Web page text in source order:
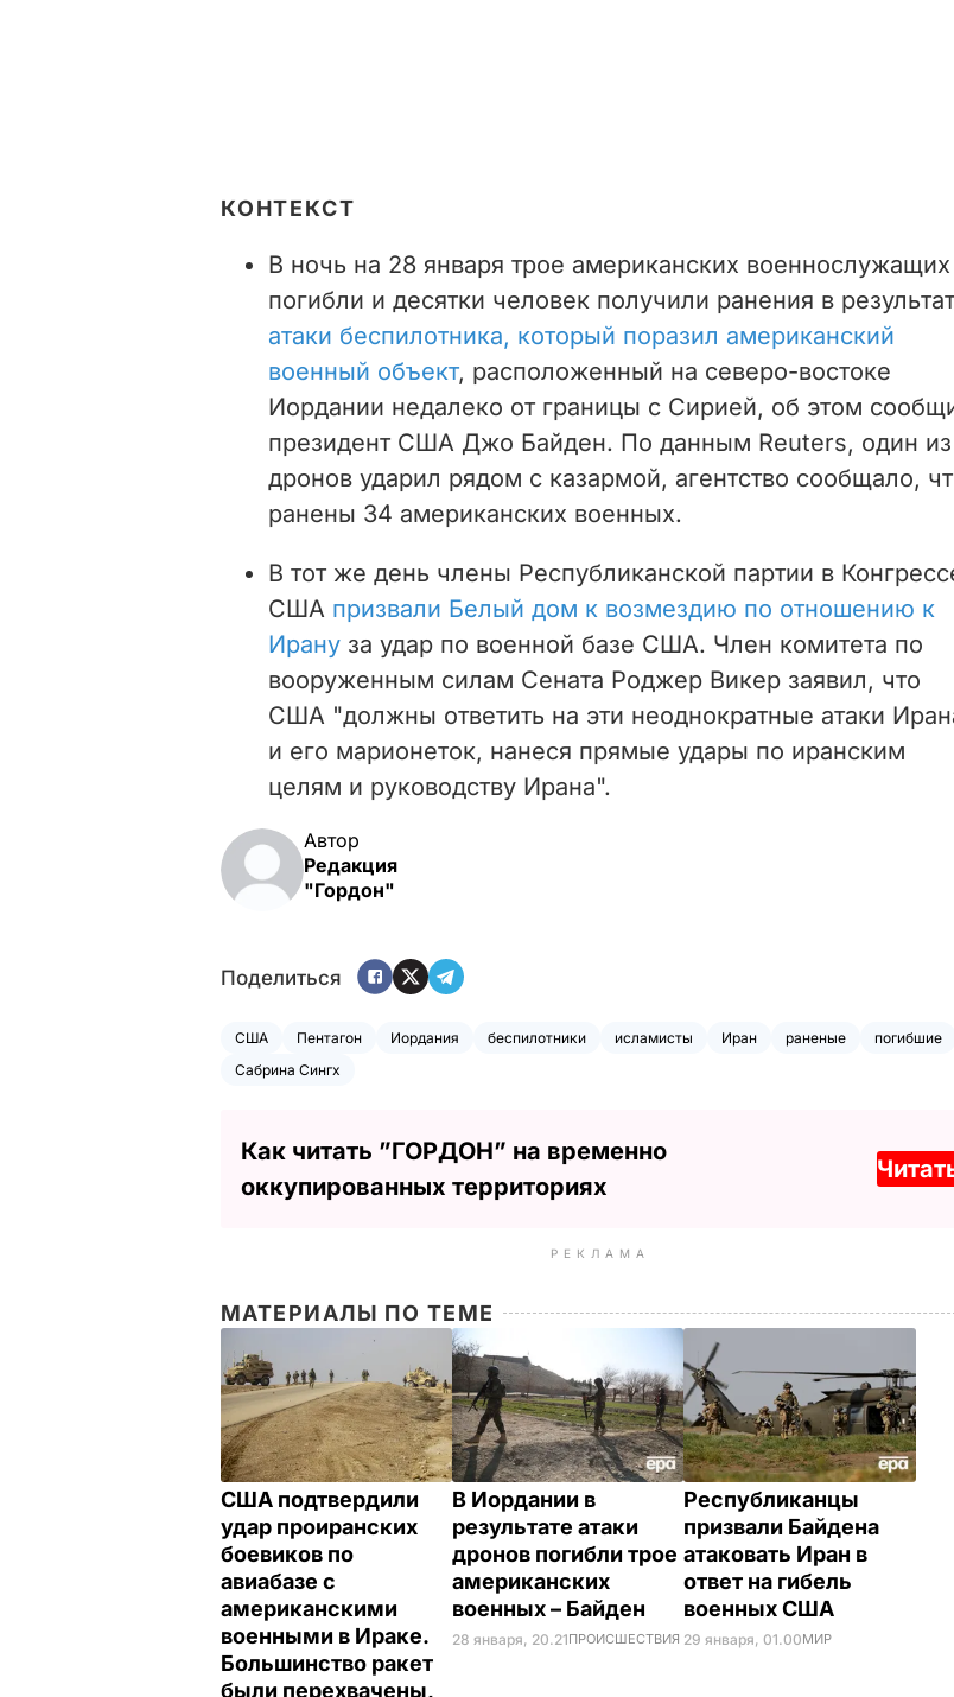
КОНТЕКСТ
В ночь на 28 января трое американских военнослужащих
погибли и десятки человек получили ранения в
атаки беспилотника, который поразил американский
военный объект, расположенный на северо-востоке
Иордании недалеко от границы с Сирией, об этом
президент США Джо Байден. По данным Reuters, один из
дронов ударил рядом с казармой, агентство сообщало,
ранены 34 американских военных.
В тот же день члены Республиканской партии в
США призвали Белый дом к возмездию по отношению к
Ирану за удар по военной базе США. Член комитета по
вооруженным силам Сената Роджер Викер заявил, что
США "должны ответить на эти неоднократные атаки
и его марионеток, нанеся прямые удары по иранским
целям и руководству Ирана".
Автор
Редакция
"Гордон"
Поделиться
США Пентагон Иордания беспилотники исламисты Иран раненые
погибшие
Сабрина Сингх
Как читать ”ГОРДОН” на временно
оккупированных территориях
РЕКЛАМА
МАТЕРИАЛЫ ПО ТЕМЕ
США подтвердили
удар проиранских
боевиков по
авиабазе с
американскими
военными в Ираке.
Большинство ракет
были перехвачены,
В Иордании в
результате атаки
дронов погибли трое
американских
военных – Байден
28 января, 20.21ПРОИСШЕСТВИЯ
Республиканцы
призвали Байдена
атаковать Иран в
ответ на гибель
военных США
29 января, 01.00МИР